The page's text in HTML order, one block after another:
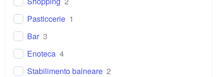
Pasticcerie 1
Bar 3
Enoteca 4
Stabilimento balneare 2